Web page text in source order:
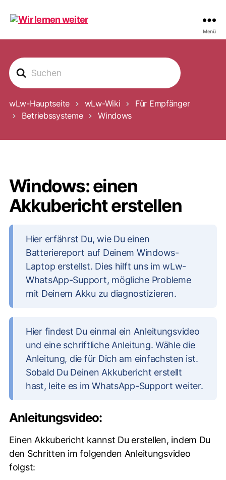
lernen
Menü
S
u
c
e
n
h
wLw-Hauptseite wLw-Wiki
Für Empfänger
Betriebssysteme
Windows
Windows: einen
Akkubericht erstellen
Hier erfährst Du, wie Du einen
Batteriereport auf Deinem Windows-
Laptop erstellst. Dies hilft uns im wLw-
WhatsApp-Support, mögliche Probleme
mit Deinem Akku zu diagnostizieren.
Hier findest Du einmal ein Anleitungsvideo
und eine schriftliche Anleitung. Wähle die
Anleitung, die für Dich am einfachsten ist.
Sobald Du Deinen Akkubericht erstellt
hast, leite es im WhatsApp-Support weiter.
Anleitungsvideo:
Einen Akkubericht kannst Du erstellen, indem Du
den Schritten im folgenden Anleitungsvideo
folgst: